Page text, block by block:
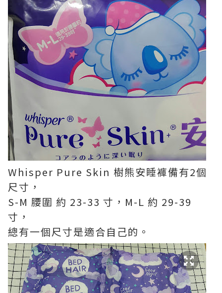
Whisper Pure Skin 樹熊安睡褲備有2個
尺寸，
S-M 腰圍 約 23-33 寸，M-L 約 29-39
寸，
總有一個尺寸是適合自己的。